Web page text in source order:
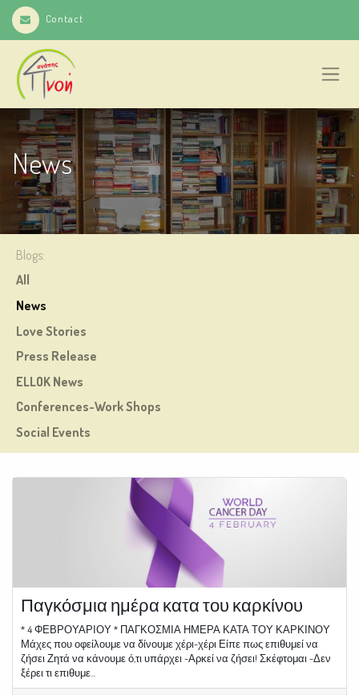
Contact
News
Blogs:
All
News
Love Stories
Press Release
ELLOK News
Conferences-Work Shops
Social Events
Παγκόσμια ημέρα κατα του καρκίνου
* 4 ΦΕΒΡΟΥΑΡΙΟΥ * ΠΑΓΚΟΣΜΙΑ ΗΜΕΡΑ ΚΑΤΑ ΤΟΥ ΚΑΡΚΙΝΟΥ
Μάχες που οφείλουμε να δίνουμε χέρι-χέρι Είπε πως επιθυμεί να
ζήσει Ζητά να κάνουμε ό,τι υπάρχει -Αρκεί να ζήσει! Σκέφτομαι -Δεν
ξέρει τι επιθυμε...